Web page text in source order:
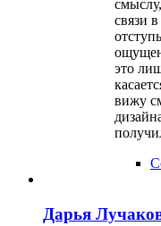
связи
это
вижу
Дарья